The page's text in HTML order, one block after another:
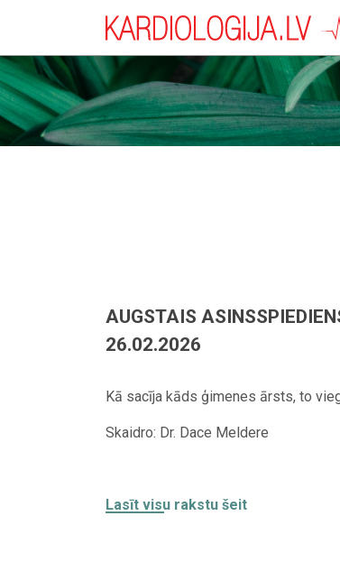
AUGSTAIS
26.02.2026
Kā sacīja kāds ģimenes ārsts, to
Skaidro: Dr. Dace Meldere
Lasīt visu rakstu šeit